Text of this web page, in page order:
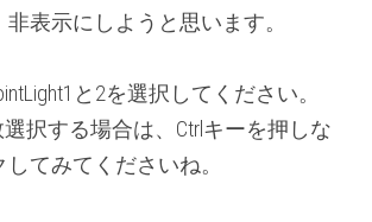
表示にしようと思います。
と2を選択してください。
選択する場合は、Ctrlキーを押しな
てみてくださいね。